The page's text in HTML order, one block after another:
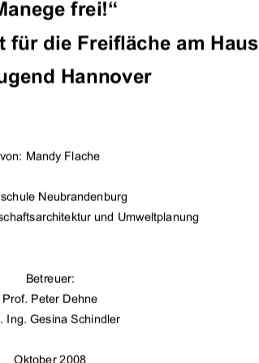
frei!“
für die Freifläche am Haus
Hannover
von: Mandy Flache
Neubrandenburg
und Umweltplanung
Betreuer:
Prof. Peter Dehne
Ing. Gesina Schindler
Oktober 2008